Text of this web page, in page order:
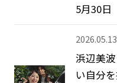
5月30日
浜辺美
い自分
2026.05.13